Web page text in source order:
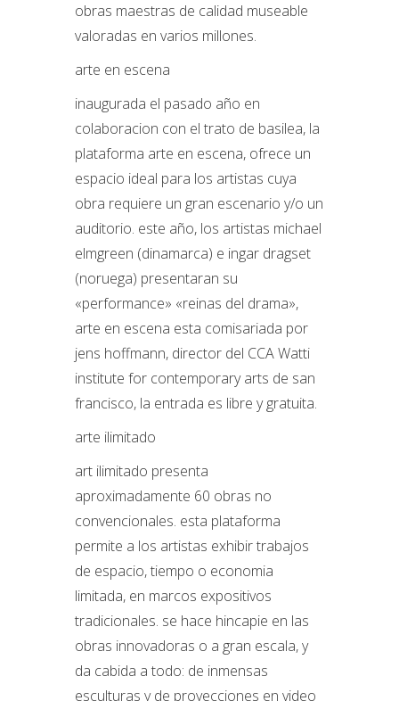
obras maestras de calidad museable
valoradas en varios millones.
arte en escena
inaugurada el pasado año en
colaboracion con el trato de basilea, la
plataforma arte en escena, ofrece un
espacio ideal para los artistas cuya
obra requiere un gran escenario y/o un
auditorio. este año, los artistas michael
elmgreen (dinamarca) e ingar dragset
(noruega) presentaran su
«performance» «reinas del drama»,
arte en escena esta comisariada por
jens hoffmann, director del CCA Watti
institute for contemporary arts de san
francisco, la entrada es libre y gratuita.
arte ilimitado
art ilimitado presenta
aproximadamente 60 obras no
convencionales. esta plataforma
permite a los artistas exhibir trabajos
de espacio, tiempo o economia
limitada, en marcos expositivos
tradicionales. se hace hincapie en las
obras innovadoras o a gran escala, y
da cabida a todo: de inmensas
esculturas y de proyecciones en video